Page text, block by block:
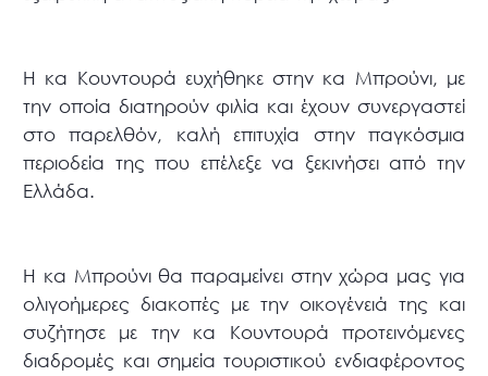
Η κα Κουντουρά ευχήθηκε στην κα Μπρούνι, με
την οποία διατηρούν φιλία και έχουν συνεργαστεί
στο παρελθόν, καλή επιτυχία στην παγκόσμια
περιοδεία της που επέλεξε να ξεκινήσει από την
Ελλάδα.
Η κα Μπρούνι θα παραμείνει στην χώρα μας για
ολιγοήμερες διακοπές με την οικογένειά της και
συζήτησε με την κα Κουντουρά προτεινόμενες
διαδρομές και σημεία τουριστικού ενδιαφέροντος